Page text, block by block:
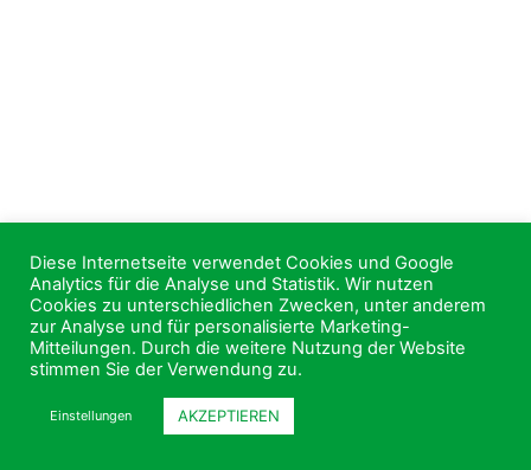
Diese Internetseite verwendet Cookies und Google
Analytics für die Analyse und Statistik. Wir nutzen
Cookies zu unterschiedlichen Zwecken, unter anderem
zur Analyse und für personalisierte Marketing-
Mitteilungen. Durch die weitere Nutzung der Website
stimmen Sie der Verwendung zu.
Einstellungen AKZEPTIEREN